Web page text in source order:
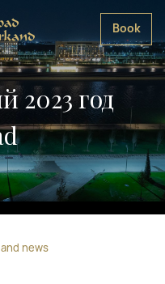
Book
2023 год
news